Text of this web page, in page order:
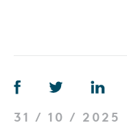
31 / 10 / 2025